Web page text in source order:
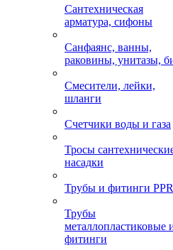
Сантехническая
арматура, сифоны
Санфаянс, ванны,
раковины, унитазы,
Смесители, лейки,
шланги
Счетчики воды и газа
Тросы
насадки
Трубы и фитинги PPR
Трубы
металлопластиковые
фитинги